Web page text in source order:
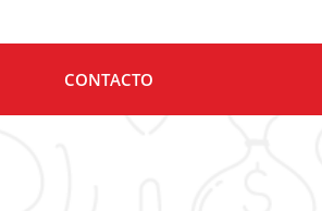
CONTACTO